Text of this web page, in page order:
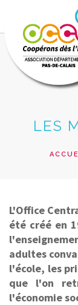
GERER SA
CONTACT
LES
L'Office
été créé en
adultes
l'école, les
que l'on
l'économie